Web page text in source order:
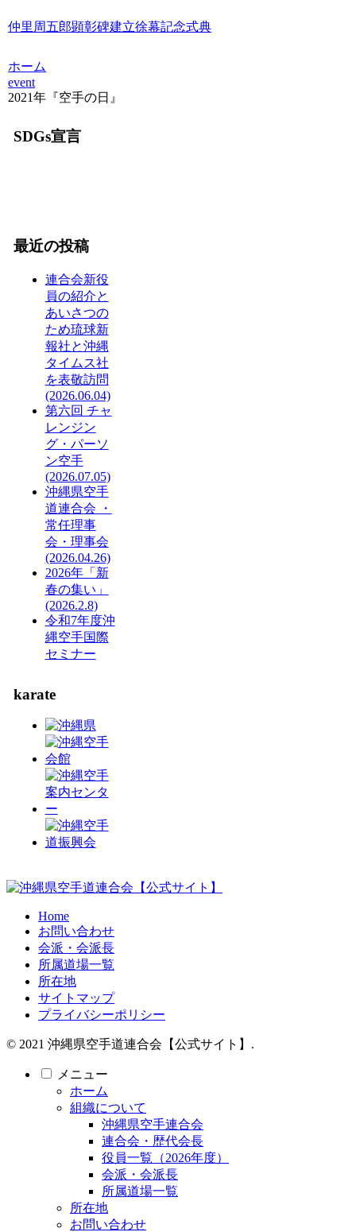
仲里周五郎顕彰碑建立徐幕記念式典
ホーム
event
2021年『空手の日』
SDGs宣言
最近の投稿
連合会新役
員の紹介と
あいさつの
ため琉球新
報社と沖縄
タイムス社
を表敬訪問
(2026.06.04)
第六回 チャ
レンジン
グ・パーソ
ン空手
(2026.07.05)
沖縄県空手
道連合会 ・
常任理事
会・理事会
(2026.04.26)
2026年「新
春の集い」
(2026.2.8)
令和7年度沖
縄空手国際
セミナー
karate
Home
お問い合わせ
会派・会派長
所属道場一覧
所在地
サイトマップ
プライバシーポリシー
© 2021 沖縄県空手道連合会【公式サイト】.
メニュー
ホーム
組織について
沖縄県空手連合会
連合会・歴代会長
役員一覧（2026年度）
会派・会派長
所属道場一覧
所在地
お問い合わせ